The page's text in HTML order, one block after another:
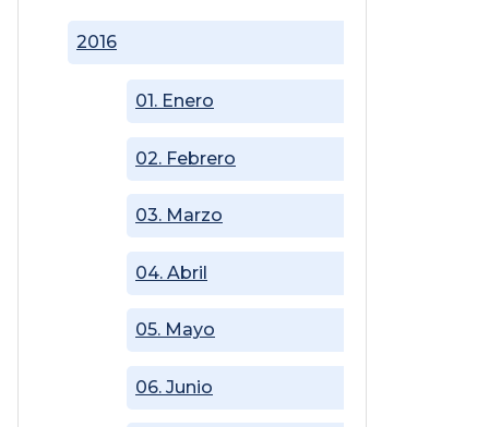
2016
01. Enero
02. Febrero
03. Marzo
04. Abril
05. Mayo
06. Junio